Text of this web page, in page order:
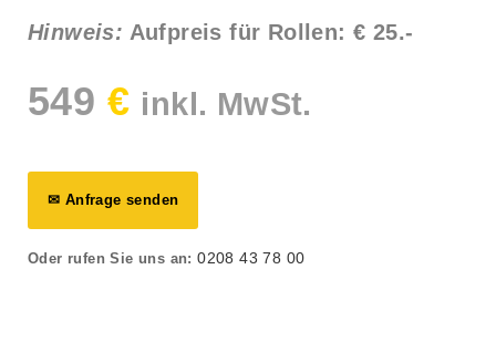
Hinweis: Aufpreis für Rollen: € 25.-
549 € inkl. MwSt.
✉ Anfrage senden
Oder rufen Sie uns an:0208 43 78 00